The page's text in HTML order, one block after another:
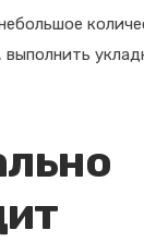
выполнить